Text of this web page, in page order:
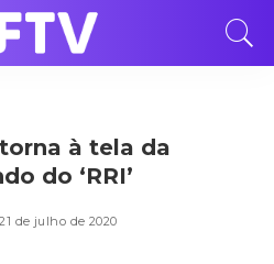
à tela da
do ‘RRI’
21 de julho de 2020